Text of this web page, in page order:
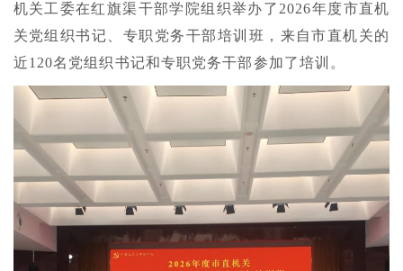
机关工委在红旗渠干部学院组织举办了2026年度市直机
关党组织书记、专职党务干部培训班，来自市直机关的
近120名党组织书记和专职党务干部参加了培训。